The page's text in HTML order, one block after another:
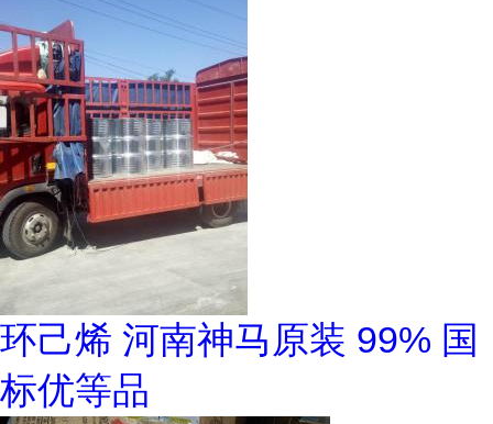
环己烯 河南神马原装 99% 国
标优等品